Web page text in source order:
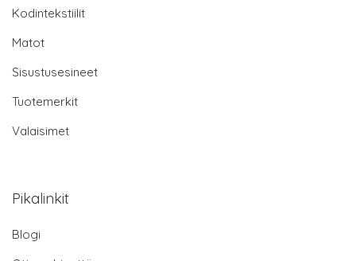
Kodintekstiilit
Matot
Sisustusesineet
Tuotemerkit
Valaisimet
Pikalinkit
Blogi